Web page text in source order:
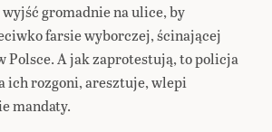
gromadnie na ulice, by
farsie wyborczej, ścinającej
Polsce. A jak zaprotestują, to policja
ich rozgoni, aresztuje, wlepi
mandaty.